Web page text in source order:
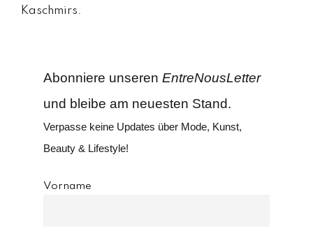
Kaschmirs.
Abonniere unseren EntreNousLetter
und bleibe am neuesten Stand.
Verpasse keine Updates über Mode, Kunst,
Beauty & Lifestyle!
Vorname